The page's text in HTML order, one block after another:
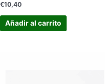
€10,40
Añadir al carrito